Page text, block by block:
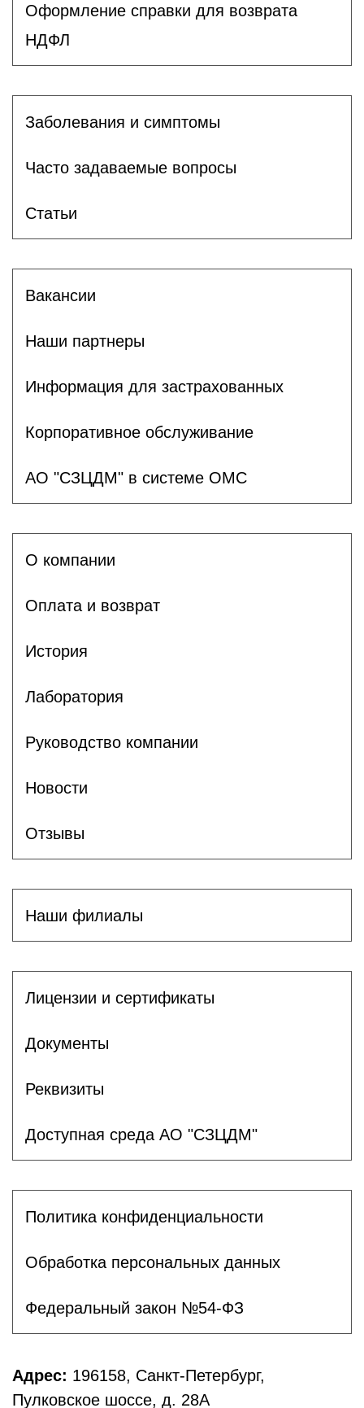
Оформление справки для возврата
НДФЛ
Заболевания и симптомы
Часто задаваемые вопросы
Статьи
Вакансии
Наши партнеры
Информация для застрахованных
Корпоративное обслуживание
АО "СЗЦДМ" в системе ОМС
О компании
Оплата и возврат
История
Лаборатория
Руководство компании
Новости
Отзывы
Наши филиалы
Лицензии и сертификаты
Документы
Реквизиты
Доступная среда АО "СЗЦДМ"
Политика конфиденциальности
Обработка персональных данных
Федеральный закон №54-ФЗ
Адрес: 196158, Санкт-Петербург,
Пулковское шоссе, д. 28А